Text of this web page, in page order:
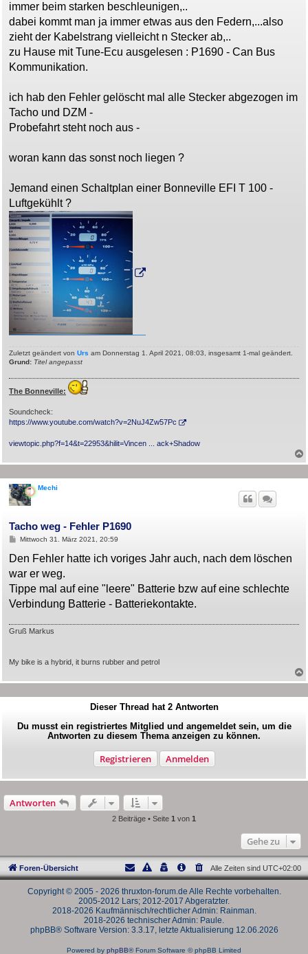
immer beim starken beschleunigen,..
dabei kommt man ja immer etwas aus den Federn,...also
zieht der Kabelstrang vielleicht n Stecker ab,..
zu Hause mit Tune-Ecu ausgelesen : P1690 - Can Bus
Kommunikation.
ich hab den Fehler gelöscht mal alle Stecker abgezogen im
Tacho und DZM -
Probefahrt steht noch aus -
woran kann das sonst noch liegen ?
Jemand einen Schaltplan einer Bonneville EFI T 100 -
Luftgekühlt ?
Zuletzt geändert von Urs am Donnerstag 1. April 2021, 08:03, insgesamt 1-mal geändert.
Grund: Titel angepasst
The Bonneville:
Soundcheck:
https://www.youtube.com/watch?v=2NuJ4Zw57Pc
viewtopic.php?f=14&t=22953&hilit=Vincen ... ack+Shadow
Mechi
Tacho weg - Fehler P1690
B
t
r
a
g
Mittwoch 31. März 2021, 20:59
Den Fehler hatte ich voriges Jahr auch, nach dem löschen
war er weg.
Tippe mal auf eine "leere" Batterie bzw auf eine schlechte
Verbindung Batterie - Batteriekontakte.
Gruß Markus
My bike is a hybrid, it burns rubber and petrol
Dieser Thread hat 2Antworten
Du musst ein registriertes Mitglied und angemeldet sein, um die
Antworten zu diesem Thema anzeigen zu können.
Registrieren Anmelden
Antworten
2 Beiträge • Seite 1 von 1
Gehe zu
Foren-Übersicht Alle Zeiten sind UTC+02:00
Copyright © 2005 - 2026 thruxton-forum.de Alle Rechte vorbehalten.
2005-2012 Lars; 2012-2017 Abgeratzter.
2018-2026 Kaufmännisch/rechtlicher Admin: Rainman.
2018-2026 technischer Admin: Paule.
phpBB® Software Version: 3.3.17, letzte Aktualisierung 12.06.2026
Powered by phpBB® Forum Software © phpBB Limited